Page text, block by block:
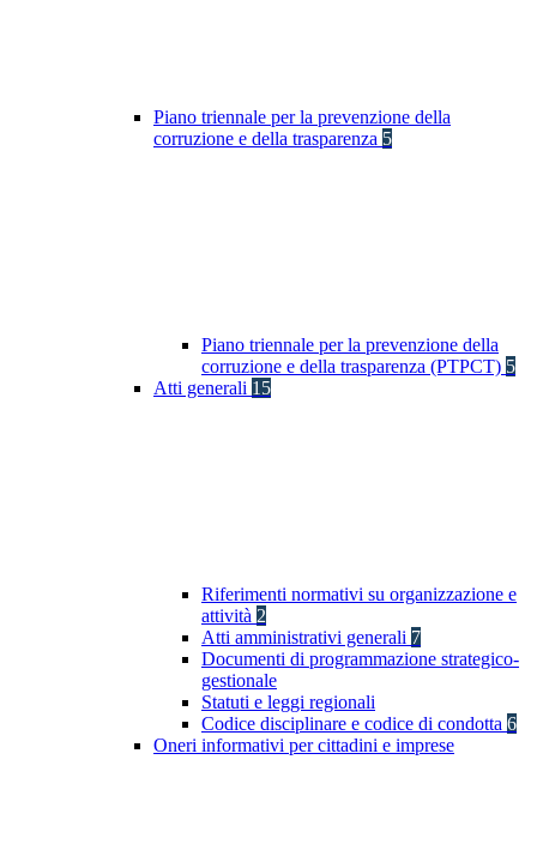
Piano triennale per la prevenzione della
corruzione e della trasparenza 5
Piano triennale per la prevenzione della
corruzione e della trasparenza (PTPCT) 5
Atti generali 15
Riferimenti normativi su organizzazione e
attività 2
Atti amministrativi generali 7
Documenti di programmazione strategico-
gestionale
Statuti e leggi regionali
Codice disciplinare e codice di condotta 6
Oneri informativi per cittadini e imprese